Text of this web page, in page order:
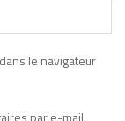
le navigateur
par e-mail.